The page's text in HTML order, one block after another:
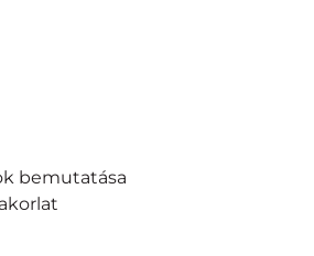
bemutatása